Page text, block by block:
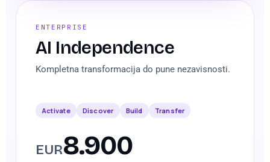
ENTERPRISE
AI Independence
Kompletna transformacija do pune nezavisnosti.
Activate Discover Build Transfer
EUR8.900